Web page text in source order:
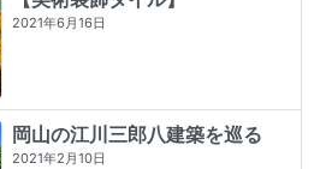
2021年6月16日
岡山の江川三郎八建築を巡る
2021年2月10日